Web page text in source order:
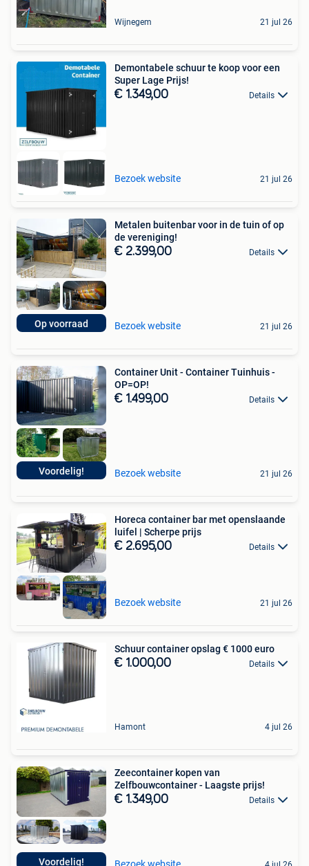
Wijnegem 21 jul 26
Demontabele schuur te koop voor een
Super Lage Prijs!
€ 1.349,00 Details
Bezoek website 21 jul 26
Op voorraad
Metalen buitenbar voor in de tuin of op
de vereniging!
€ 2.399,00 Details
Bezoek website 21 jul 26
Voordelig!
Container Unit - Container Tuinhuis -
OP=OP!
€ 1.499,00 Details
Bezoek website 21 jul 26
Horeca container bar met openslaande
luifel | Scherpe prijs
€ 2.695,00 Details
Bezoek website 21 jul 26
Schuur container opslag € 1000 euro
€ 1.000,00 Details
Hamont 4 jul 26
Voordelig!
Zeecontainer kopen van
Zelfbouwcontainer - Laagste prijs!
€ 1.349,00 Details